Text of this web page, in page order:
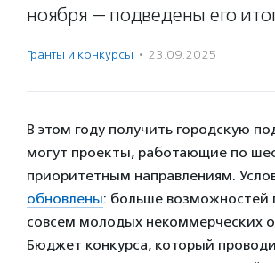
ноября — подведены его
Гранты и конкурсы · 23.09.2025
В этом году получить городскую
могут проекты, работающие по
приоритетным направлениям.
обновлены: больше возможностей
совсем молодых некоммерческих
Бюджет конкурса, который